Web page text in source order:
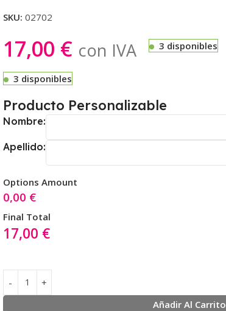
SKU: 02702
17,00 € con IVA 3 disponibles
3 disponibles
Producto Personalizable
Nombre:
Apellido:
Options Amount
0,00 €
Final Total
17,00 €
Añadir Al Carrito